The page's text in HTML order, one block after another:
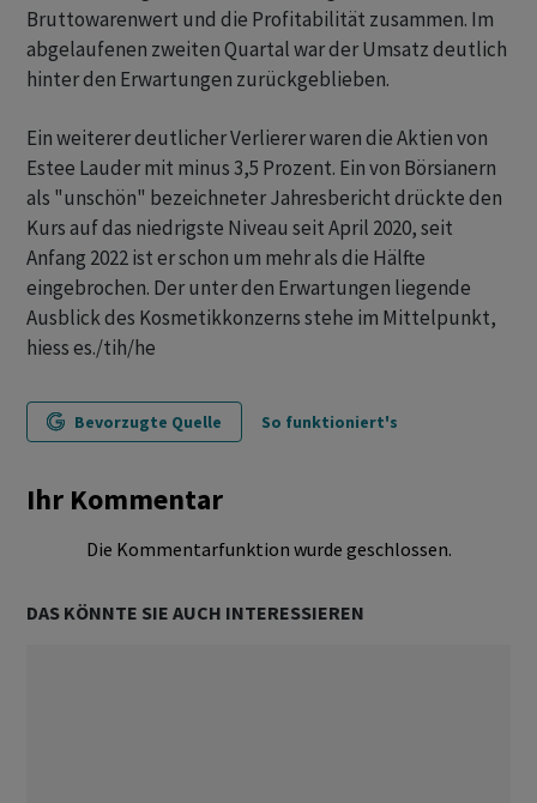
Bruttowarenwert und die Profitabilität zusammen. Im
abgelaufenen zweiten Quartal war der Umsatz deutlich
hinter den Erwartungen zurückgeblieben.
Ein weiterer deutlicher Verlierer waren die Aktien von
Estee Lauder mit minus 3,5 Prozent. Ein von Börsianern
als "unschön" bezeichneter Jahresbericht drückte den
Kurs auf das niedrigste Niveau seit April 2020, seit
Anfang 2022 ist er schon um mehr als die Hälfte
eingebrochen. Der unter den Erwartungen liegende
Ausblick des Kosmetikkonzerns stehe im Mittelpunkt,
hiess es./tih/he
Bevorzugte Quelle So funktioniert's
Ihr Kommentar
Die Kommentarfunktion wurde geschlossen.
DAS KÖNNTE SIE AUCH INTERESSIEREN